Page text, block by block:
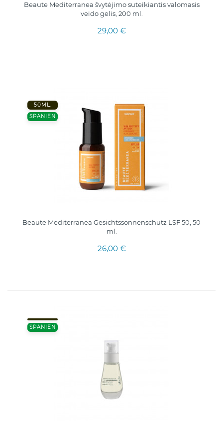
Beaute Mediterranea švytėjimo suteikiantis valomasis
veido gelis, 200 ml.
29,00 €
50ML.
SPANIEN
Beaute Mediterranea Gesichtssonnenschutz LSF 50, 50
ml.
26,00 €
SPANIEN